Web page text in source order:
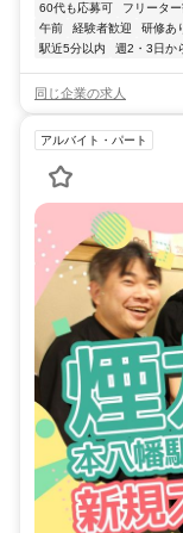
60代も応募可
フリータ
午前
経験者歓迎 研修あ
駅近5分以内
週2・3日か
同じ企業の求人
アルバイト・パート